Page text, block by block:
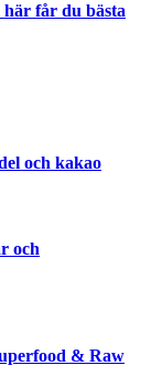
här får du bästa
och kakao
och
& Raw